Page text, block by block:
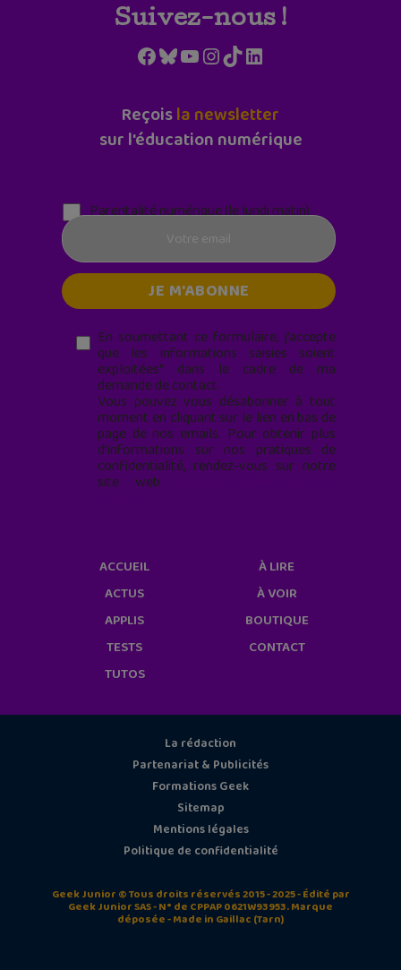
Suivez-nous !
Facebook
Bluesky
YouTube
Instagram
TikTokLinkedIn
Reçoisla newsletter
sur l'éducation numérique
Parentalité numérique (le lundi matin)
En soumettant ce formulaire, j’accepte
que les informations saisies soient
exploitées* dans le cadre de ma
demande de contact.
Vous pouvez vous désabonner à tout
moment en cliquant sur le lien en bas de
page de nos emails. Pour obtenir plus
d'informations sur nos pratiques de
confidentialité, rendez-vous sur notre
site web
ACCUEIL
ACTUS
APPLIS
TESTS
TUTOS
À LIRE
À VOIR
BOUTIQUE
CONTACT
La rédaction
Partenariat & Publicités
Formations Geek
Sitemap
Mentions légales
Politique de confidentialité
Geek Junior © Tous droits réservés 2015 - 2025 - Édité par
Geek Junior SAS - N° de CPPAP 0621W93953. Marque
déposée - Made in Gaillac (Tarn)